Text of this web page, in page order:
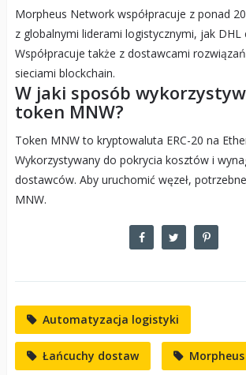
Morpheus Network współpracuje z ponad
z globalnymi liderami logistycznymi, jak DHL
Współpracuje także z dostawcami
sieciami blockchain.
W jaki sposób
token MNW?
Token MNW to kryptowaluta ERC-20 na
Wykorzystywany do pokrycia kosztów i
dostawców. Aby uruchomić węzeł,
MNW.
Automatyzacja logistyki
Łańcuchy dostaw